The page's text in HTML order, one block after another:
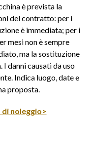
è prevista la
del contratto: per i
è immediata; per i
mesi non è sempre
ma la sostituzione
I danni causati da uso
Indica luogo, date e
proposta.
noleggio>